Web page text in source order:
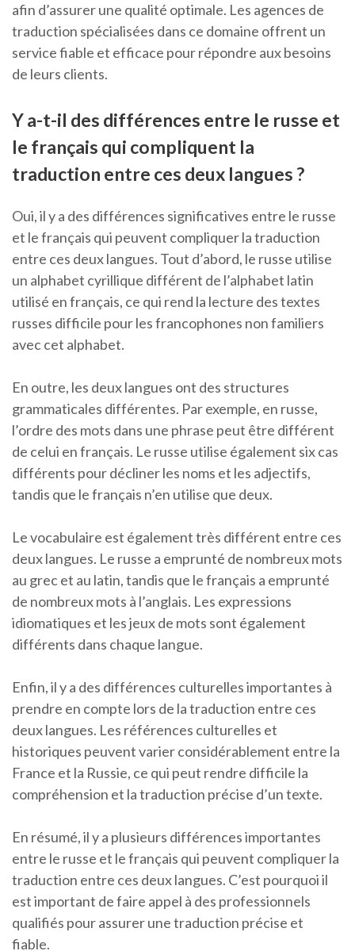
afin d’assurer une qualité optimale. Les agences de
traduction spécialisées dans ce domaine offrent un
service fiable et efficace pour répondre aux besoins
de leurs clients.
Y a-t-il des différences entre le russe et
le français qui compliquent la
traduction entre ces deux langues ?
Oui, il y a des différences significatives entre le russe
et le français qui peuvent compliquer la traduction
entre ces deux langues. Tout d’abord, le russe utilise
un alphabet cyrillique différent de l’alphabet latin
utilisé en français, ce qui rend la lecture des textes
russes difficile pour les francophones non familiers
avec cet alphabet.
En outre, les deux langues ont des structures
grammaticales différentes. Par exemple, en russe,
l’ordre des mots dans une phrase peut être différent
de celui en français. Le russe utilise également six cas
différents pour décliner les noms et les adjectifs,
tandis que le français n’en utilise que deux.
Le vocabulaire est également très différent entre ces
deux langues. Le russe a emprunté de nombreux mots
au grec et au latin, tandis que le français a emprunté
de nombreux mots à l’anglais. Les expressions
idiomatiques et les jeux de mots sont également
différents dans chaque langue.
Enfin, il y a des différences culturelles importantes à
prendre en compte lors de la traduction entre ces
deux langues. Les références culturelles et
historiques peuvent varier considérablement entre la
France et la Russie, ce qui peut rendre difficile la
compréhension et la traduction précise d’un texte.
En résumé, il y a plusieurs différences importantes
entre le russe et le français qui peuvent compliquer la
traduction entre ces deux langues. C’est pourquoi il
est important de faire appel à des professionnels
qualifiés pour assurer une traduction précise et
fiable.